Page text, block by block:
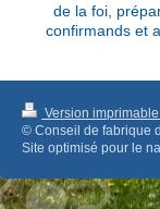
de la foi,
confirmands et
Version imprimable
© Conseil de fabrique
Site optimisé pour le